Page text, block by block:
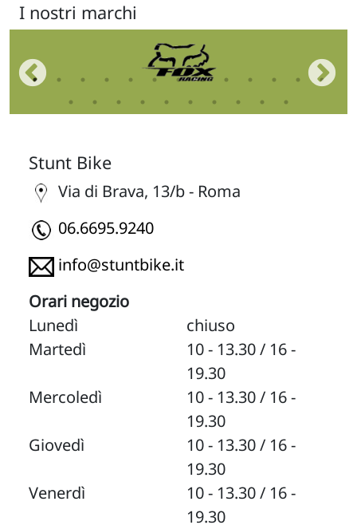
I nostri marchi
Stunt Bike
Via di Brava, 13/b - Roma
06.6695.9240
info@stuntbike.it
Orari negozio
Lunedì
chiuso
Martedì
10 - 13.30 / 16 -
19.30
Mercoledì
10 - 13.30 / 16 -
19.30
Giovedì
10 - 13.30 / 16 -
19.30
Venerdì
10 - 13.30 / 16 -
19.30